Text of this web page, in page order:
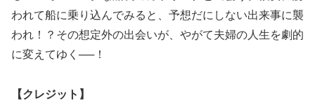
われて船に乗り込んでみると、予想だにしない出来事に襲
われ！？その想定外の出会いが、やがて夫婦の人生を劇的
に変えてゆく──！
【クレジット】